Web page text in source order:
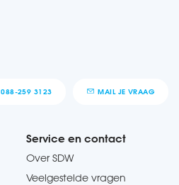
088-259 3123 MAIL JE VRAAG
Service en contact
Over SDW
Veelgestelde vragen